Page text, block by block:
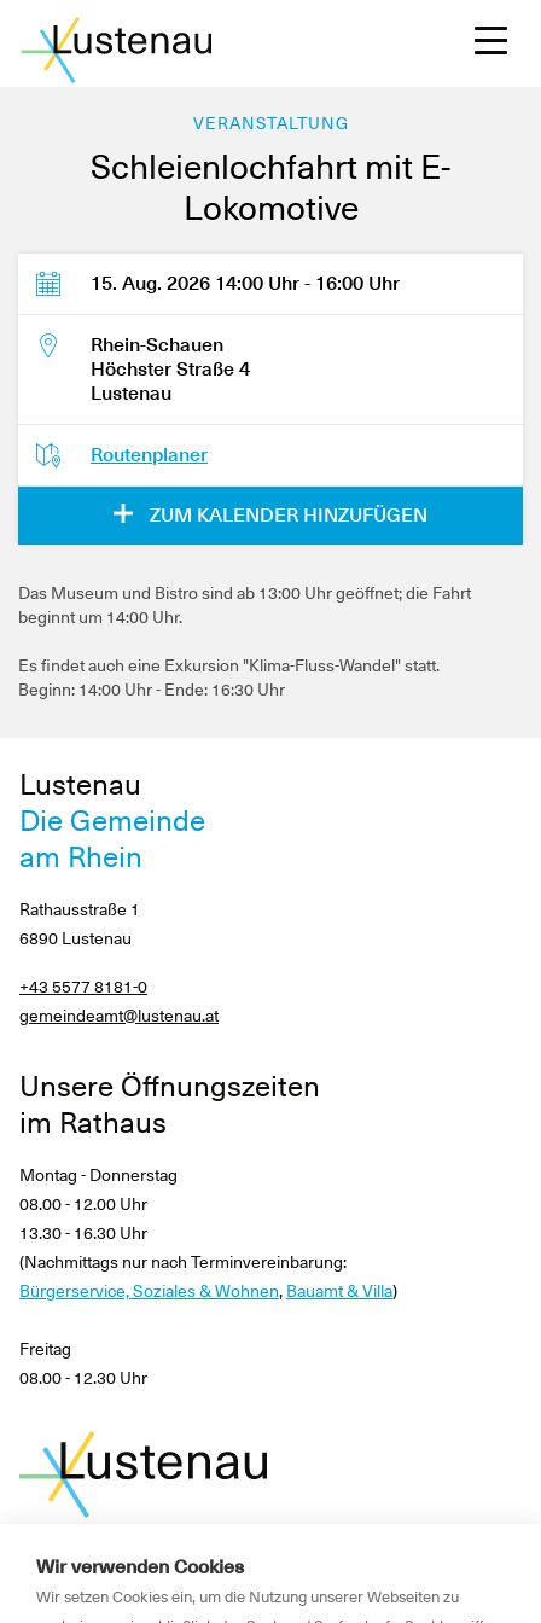
Wir verwenden Cookies
Wir setzen Cookies ein, um die Nutzung unserer Webseiten zu
VERANSTALTUNG
Schleienlochfahrt mit E-
Lokomotive
15. Aug. 2026 14:00 Uhr - 16:00 Uhr
Rhein-Schauen
Höchster Straße 4
Lustenau
Routenplaner
ZUM KALENDER HINZUFÜGEN
Das Museum und Bistro sind ab 13:00 Uhr geöffnet; die Fahrt
beginnt um 14:00 Uhr.
Es findet auch eine Exkursion "Klima-Fluss-Wandel" statt.
Beginn: 14:00 Uhr - Ende: 16:30 Uhr
Lustenau
Die Gemeinde
am Rhein
Rathausstraße 1
6890 Lustenau
+43 5577 8181-0
gemeindeamt@lustenau.at
Unsere Öffnungszeiten
im Rathaus
Montag - Donnerstag
08.00 - 12.00 Uhr
13.30 - 16.30 Uhr
(Nachmittags nur nach Terminvereinbarung:
Bürgerservice, Soziales & Wohnen, Bauamt & Villa)
Freitag
08.00 - 12.30 Uhr
News